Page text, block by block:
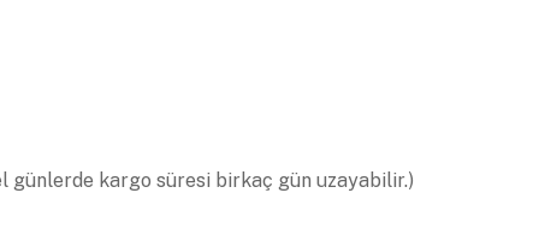
günlerde kargo süresi birkaç gün uzayabilir.)